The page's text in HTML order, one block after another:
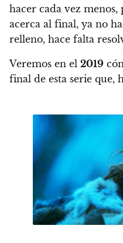
hacer cada vez
acerca al final, ya no
relleno, hace falta
Veremos en el 2019
final de esta serie que,